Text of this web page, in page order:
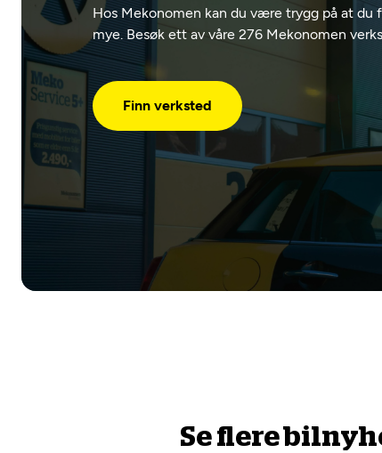
Hos Mekonomen kan du være trygg på at
mye. Besøk ett av våre 276 Mekonomen
Finn verksted
Se flere